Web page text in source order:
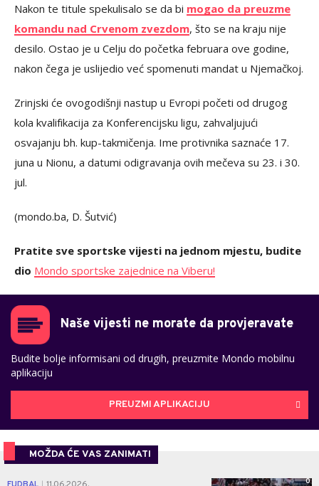
Nakon te titule spekulisalo se da bi mogao da preuzme
komandu nad Crvenom zvezdom, što se na kraju nije
desilo. Ostao je u Celju do početka februara ove godine,
nakon čega je uslijedio već spomenuti mandat u Njemačkoj.
Zrinjski će ovogodišnji nastup u Evropi početi od drugog
kola kvalifikacija za Konferencijsku ligu, zahvaljujući
osvajanju bh. kup-takmičenja. Ime protivnika saznaće 17.
juna u Nionu, a datumi odigravanja ovih mečeva su 23. i 30.
jul.
(mondo.ba, D. Šutvić)
Pratite sve sportske vijesti na jednom mjestu, budite
dio Mondo sportske zajednice na Viberu!
Naše vijesti ne morate da provjeravate
Budite bolje informisani od drugih, preuzmite Mondo mobilnu
aplikaciju
PREUZMI APLIKACIJU
MOŽDA ĆE VAS ZANIMATI
0